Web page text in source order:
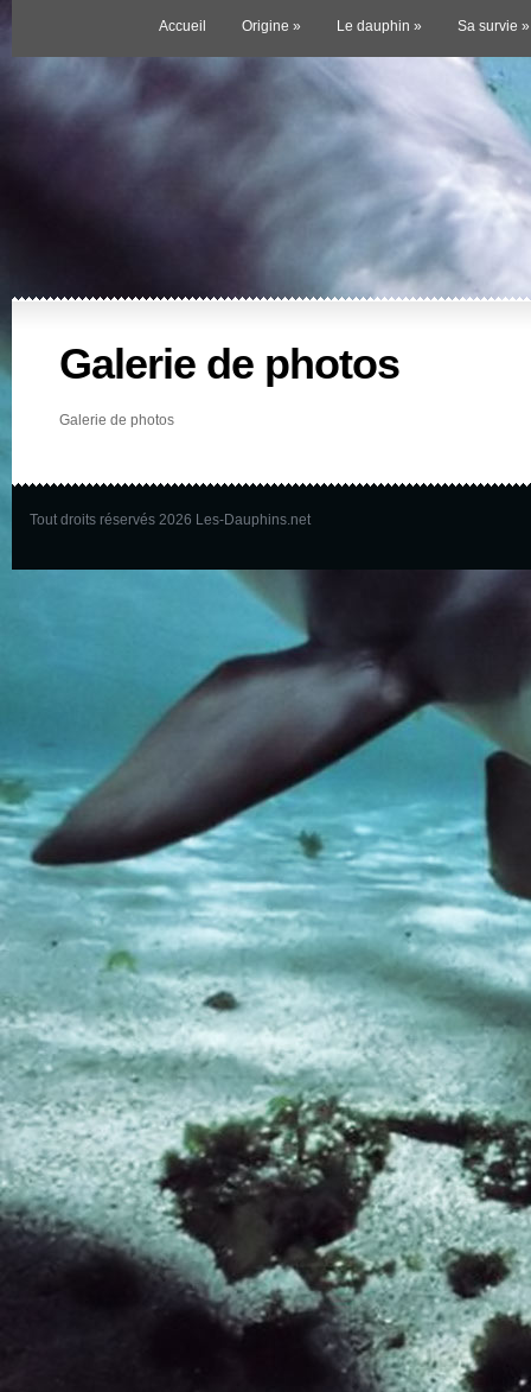
Accueil Origine » Le dauphin » Sa survie »
Galerie de photos
Galerie de photos
Tout droits réservés 2026 Les-Dauphins.net